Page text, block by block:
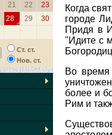
21 22
23
28 29
30
Ст. ст.
Нов. ст.
Когда
городе
Придя в
"Идите с
Во время
более и
Рим и